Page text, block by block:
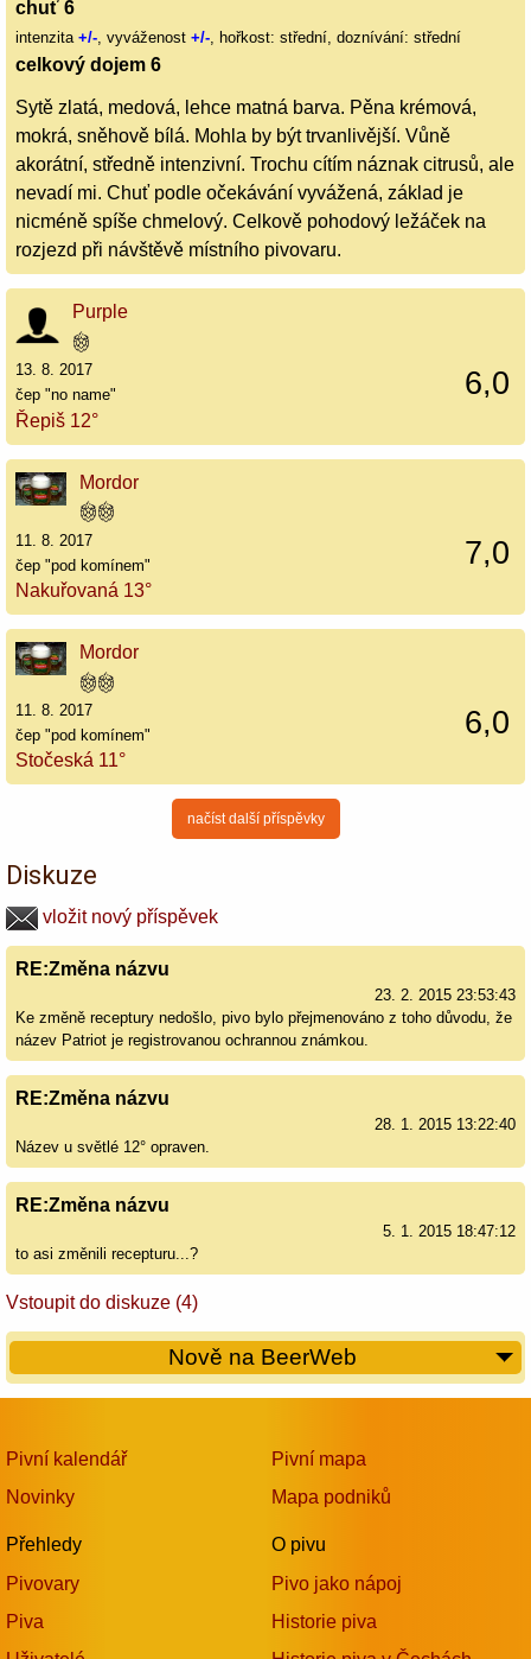
chuť 6
intenzita +/-, vyváženost +/-, hořkost: střední, doznívání: střední
celkový dojem 6
Sytě zlatá, medová, lehce matná barva. Pěna krémová,
mokrá, sněhově bílá. Mohla by být trvanlivější. Vůně
akorátní, středně intenzivní. Trochu cítím náznak citrusů, ale
nevadí mi. Chuť podle očekávání vyvážená, základ je
nicméně spíše chmelový. Celkově pohodový ležáček na
rozjezd při návštěvě místního pivovaru.
Purple
6,0
13. 8. 2017
čep "no name"
Řepiš 12°
Mordor
7,0
11. 8. 2017
čep "pod komínem"
Nakuřovaná 13°
Mordor
6,0
11. 8. 2017
čep "pod komínem"
Stočeská 11°
načíst další příspěvky
Diskuze
vložit nový příspěvek
RE:Změna názvu
23. 2. 2015 23:53:43
Ke změně receptury nedošlo, pivo bylo přejmenováno z toho důvodu, že
název Patriot je registrovanou ochrannou známkou.
RE:Změna názvu
28. 1. 2015 13:22:40
Název u světlé 12° opraven.
RE:Změna názvu
5. 1. 2015 18:47:12
to asi změnili recepturu...?
Vstoupit do diskuze (4)
Nově na BeerWeb
Pivní kalendář
Novinky
Přehledy
Pivovary
Piva
Pivní mapa
Mapa podniků
O pivu
Pivo jako nápoj
Historie piva